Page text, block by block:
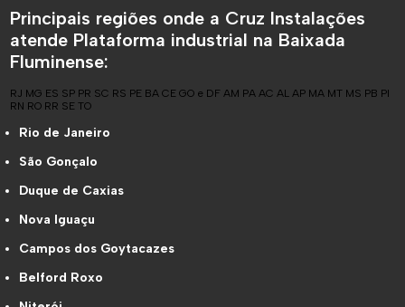
Principais regiões onde a Cruz Instalações
atende Plataforma industrial na Baixada
Fluminense:
RJ MG ES SP PR SC RS PE BA CE GO e DF AM PA AC AL AP MA MT MS PB PI
RN RO RR SE TO
Rio de Janeiro
São Gonçalo
Duque de Caxias
Nova Iguaçu
Campos dos Goytacazes
Belford Roxo